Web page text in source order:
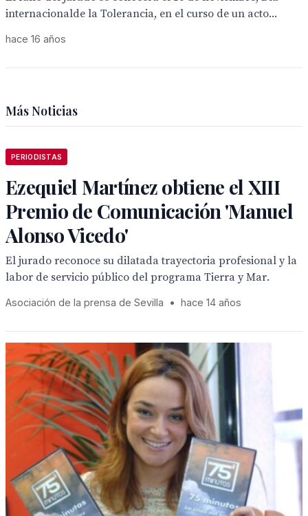
internacionalde la Tolerancia, en el curso de un acto...
hace 16 años
Más Noticias
PERIODISTAS
Ezequiel Martínez obtiene el XIII
Premio de Comunicación 'Manuel
Alonso Vicedo'
El jurado reconoce su dilatada trayectoria profesional y la
labor de servicio público del programa Tierra y Mar.
Asociación de la prensa de Sevilla • hace 14 años